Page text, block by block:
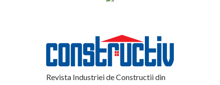
Revista Industriei de Constructii din